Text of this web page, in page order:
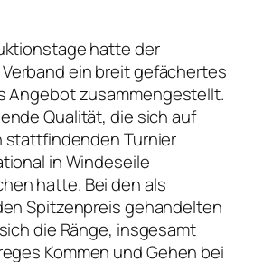
hatte der
ein breit gefächertes
Angebot zusammengestellt.
Qualität, die sich auf
stattfindenden Turnier
in Windeseile
hatte. Bei den als
Spitzenpreis gehandelten
die Ränge, insgesamt
Kommen und Gehen bei